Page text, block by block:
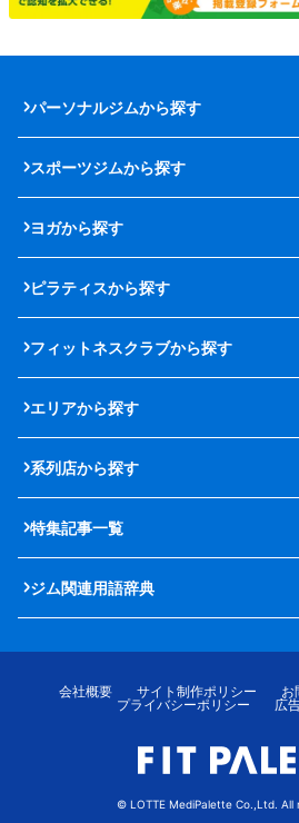
パーソナルジムから探す
スポーツジムから探す
ヨガから探す
ピラティスから探す
フィットネスクラブから探す
エリアから探す
系列店から探す
特集記事一覧
ジム関連用語辞典
会社概要 サイト制作ポリシー お
プライバシーポリシー
広
© LOTTE MediPalette Co.,Ltd. All